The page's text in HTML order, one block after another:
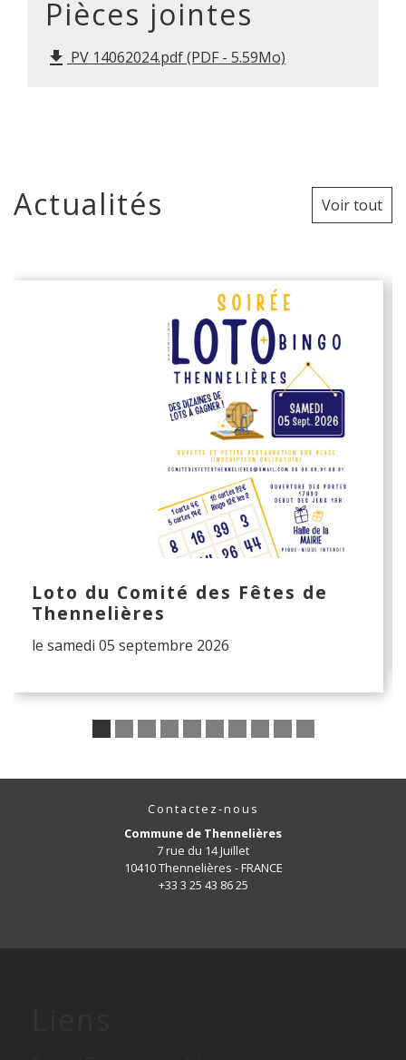
Pièces jointes
file_download PV 14062024.pdf (PDF - 5.59Mo)
Actualités Voir tout
Loto du Comité des Fêtes de
Thennelières
le samedi 05 septembre 2026
Contactez-nous
Commune de Thennelières
7 rue du 14 Juillet
10410 Thennelières - FRANCE
+33 3 25 43 86 25